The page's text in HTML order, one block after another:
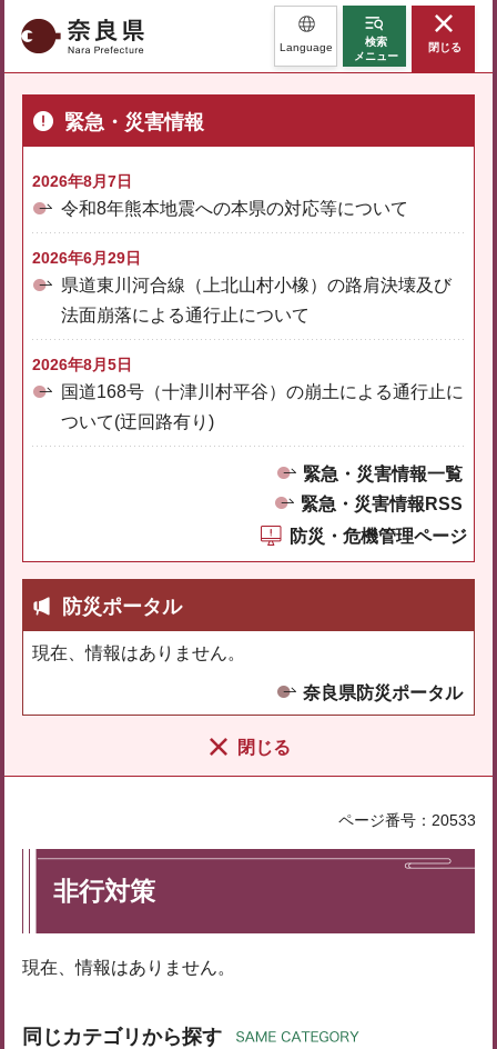
奈良県 Language
検索
メニュー
閉じる
緊急・災害情報
2026年8月7日
令和8年熊本地震への本県の対応等について
2026年6月29日
県道東川河合線（上北山村小橡）の路肩決壊及び
法面崩落による通行止について
2026年8月5日
国道168号（十津川村平谷）の崩土による通行止に
ついて(迂回路有り)
緊急・災害情報一覧
緊急・災害情報RSS
防災・危機管理ページ
防災ポータル
現在、情報はありません。
奈良県防災ポータル
閉じる
ページ番号：20533
非行対策
現在、情報はありません。
同じカテゴリから探す